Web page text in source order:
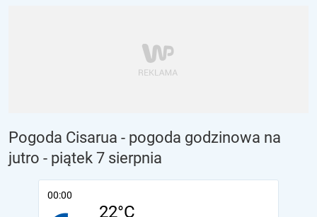
Pogoda Cisarua - pogoda godzinowa na
jutro - piątek 7 sierpnia
00:00
22°C